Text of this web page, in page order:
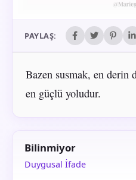
PAYLAŞ:
Bazen susmak, en derin
en güçlü yoludur.
Bilinmiyor
Duygusal İfade